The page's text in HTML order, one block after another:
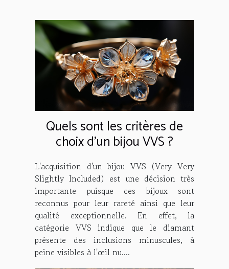
Quels sont les critères de
choix d’un bijou VVS ?
L'acquisition d'un bijou VVS (Very Very
Slightly Included) est une décision très
importante puisque ces bijoux sont
reconnus pour leur rareté ainsi que leur
qualité exceptionnelle. En effet, la
catégorie VVS indique que le diamant
présente des inclusions minuscules, à
peine visibles à l'œil nu....